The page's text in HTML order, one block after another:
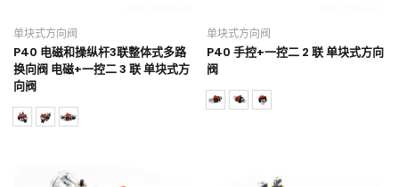
单块式方向阀
P40 电磁和操纵杆3联整体式多路
换向阀 电磁+一控二 3 联 单块式方
向阀
单块式方向阀
P40 手控+一控二 2 联 单块式方向
阀